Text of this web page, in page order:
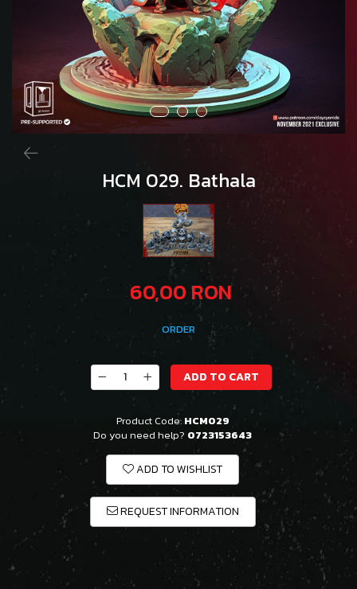
HCM 029. Bathala
60,00 RON
ORDER
ADD TO CART
Product Code: HCM029
Do you need help? 0723153643
ADD TO WISHLIST
REQUEST INFORMATION